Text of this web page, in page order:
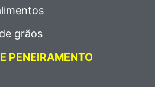
grãos
PENEIRAMENTO